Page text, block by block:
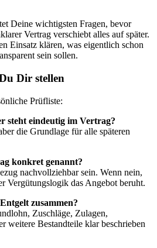
Deine wichtigsten Fragen, bevor
Vertrag verschiebt alles auf später.
Einsatz klären, was eigentlich schon
sein sollen.
Dir stellen
Prüfliste:
steht eindeutig im Vertrag?
die Grundlage für alle späteren
konkret genannt?
nachvollziehbar sein. Wenn nein,
Vergütungslogik das Angebot beruht.
zusammen?
Zuschläge, Zulagen,
weitere Bestandteile klar beschrieben